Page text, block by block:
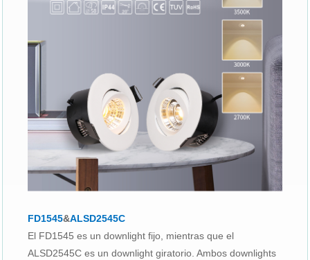
FD1545&ALSD2545C
El FD1545 es un downlight fijo, mientras que el
ALSD2545C es un downlight giratorio. Ambos downlights